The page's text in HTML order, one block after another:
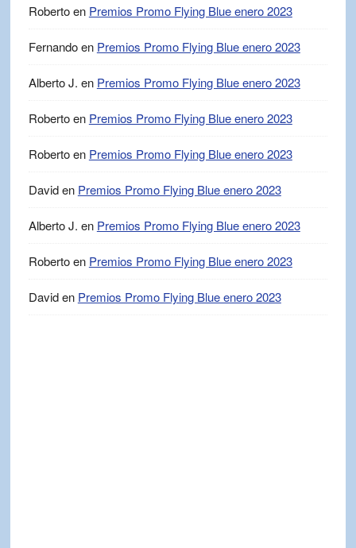
Robertoen Premios Promo Flying Blue enero 2023
Fernandoen Premios Promo Flying Blue enero 2023
Alberto J. en Premios Promo Flying Blue enero 2023
Robertoen Premios Promo Flying Blue enero 2023
Robertoen Premios Promo Flying Blue enero 2023
Daviden Premios Promo Flying Blue enero 2023
Alberto J. en Premios Promo Flying Blue enero 2023
Robertoen Premios Promo Flying Blue enero 2023
Daviden Premios Promo Flying Blue enero 2023